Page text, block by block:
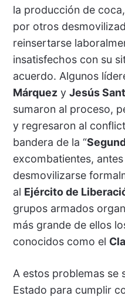
la producción de
por otros
reinsertarse
insatisfechos con su
acuerdo. Algunos
Márquezy Jesús
sumaron al proceso,
y regresaron al
bandera de la “
excombatientes,
desmovilizarse
al Ejército de
grupos armados
más grande de ellos
conocidos como el
A estos problemas se
Estado para cumplir